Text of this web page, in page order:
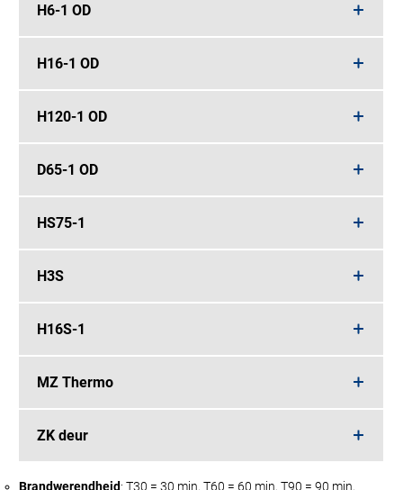
H6-1 OD
H16-1 OD
H120-1 OD
D65-1 OD
HS75-1
H3S
H16S-1
MZ Thermo
ZK deur
Brandwerendheid: T30 = 30 min, T60 = 60 min, T90 = 90 min,